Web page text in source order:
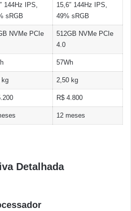
144Hz IPS,
sRGB
15,6″ 144Hz IPS,
49% sRGB
NVMe PCIe
512GB NVMe PCIe
4.0
57Wh
kg 2,50 kg
R$ 4.800
12 meses
Detalhada